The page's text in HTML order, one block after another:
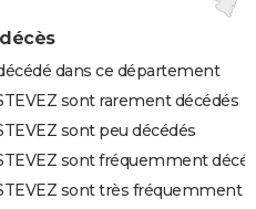
dans ce département
sont rarement décédés
sont peu décédés
sont fréquemment
sont très fréquemment